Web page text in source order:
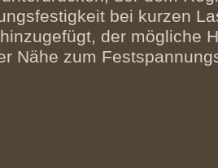
bei kurzen
der mögliche
Nähe zum